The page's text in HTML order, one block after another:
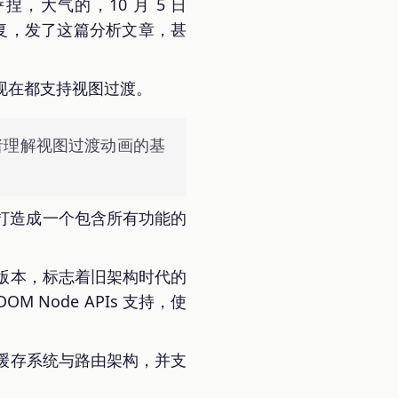
，大气的，10 月 5 日
发了这篇分析文章，甚
都支持视图过渡。
解视图过渡动画的基
造成一个包含所有功能的
本，标志着旧架构时代的
Node APIs 支持，使
系统与路由架构，并支